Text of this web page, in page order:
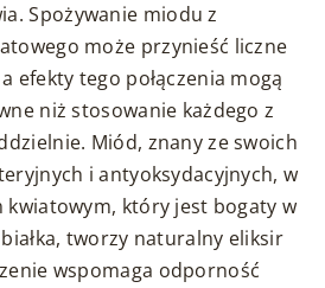
Spożywanie miodu z
może przynieść liczne
efekty tego połączenia mogą
niż stosowanie każdego z
Miód, znany ze swoich
i antyoksydacyjnych, w
kwiatowym, który jest bogaty w
tworzy naturalny eliksir
wspomaga odporność